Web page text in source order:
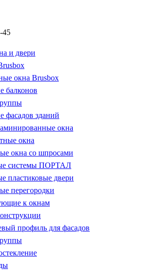
45
и двери
окна Brusbox
балконов
фасадов зданий
окна
окна
окна со шпросами
системы ПОРТАЛ
пластиковые двери
перегородки
к окнам
профиль для фасадов